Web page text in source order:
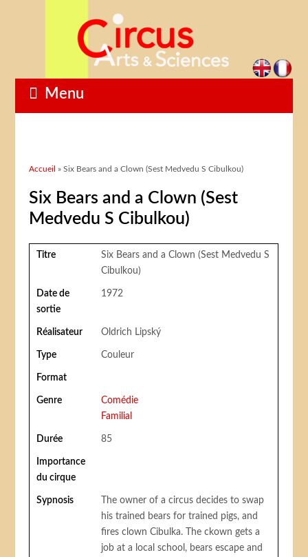
Menu
Vous êtes ici
Accueil » Six Bears and a Clown (Sest Medvedu S Cibulkou)
Six Bears and a Clown (Sest
Medvedu S Cibulkou)
Titre
Six Bears and a Clown (Sest Medvedu S
Cibulkou)
Date de
sortie
1972
Réalisateur Oldrich Lipský
Type Couleur
Format
Genre
Comédie
Familial
Durée 85
Importance
du cirque
Sypnosis
The owner of a circus decides to swap
his trained bears for trained pigs, and
fires clown Cibulka. The ckown gets a
job at a local school, bears escape and